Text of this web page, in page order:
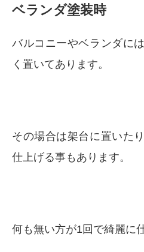
ベランダ塗装時
バルコニーやベランダに
く置いてあります。
その場合は架台に置いた
仕上げる事もあります。
何も無い方が1回で綺麗に